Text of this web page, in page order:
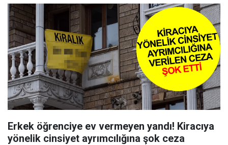
Erkek öğrenciye ev vermeyen yandı! Kiracıya
yönelik cinsiyet ayrımcılığına şok ceza